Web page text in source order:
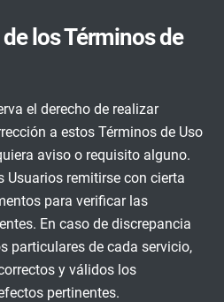
los Términos de
el derecho de realizar
a estos Términos de Uso
aviso o requisito alguno.
Usuarios remitirse con cierta
para verificar las
En caso de discrepancia
particulares de cada servicio,
y válidos los
pertinentes.